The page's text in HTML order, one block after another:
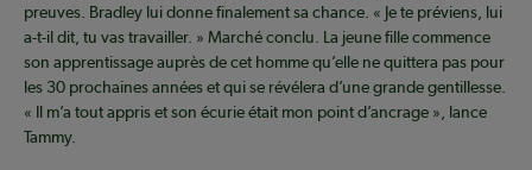
preuves. Bradley lui donne finalement sa chance. « Je te préviens, lui
a-t-il dit, tu vas travailler. » Marché conclu. La jeune fille commence
son apprentissage auprès de cet homme qu’elle ne quittera pas pour
les 30 prochaines années et qui se révélera d’une grande gentillesse.
« Il m’a tout appris et son écurie était mon point d’ancrage », lance
Tammy.